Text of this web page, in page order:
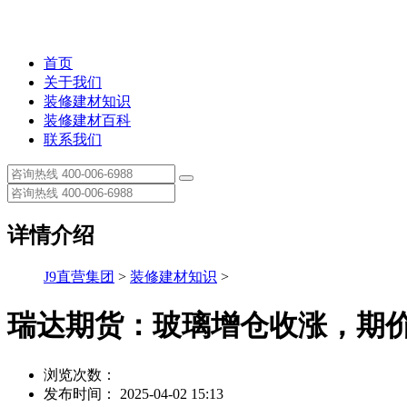
首页
关于我们
装修建材知识
装修建材百科
联系我们
详情介绍
J9直营集团 > 装修建材知识 >
瑞达期货：玻璃增仓收涨，期
浏览次数：
发布时间： 2025-04-02 15:13